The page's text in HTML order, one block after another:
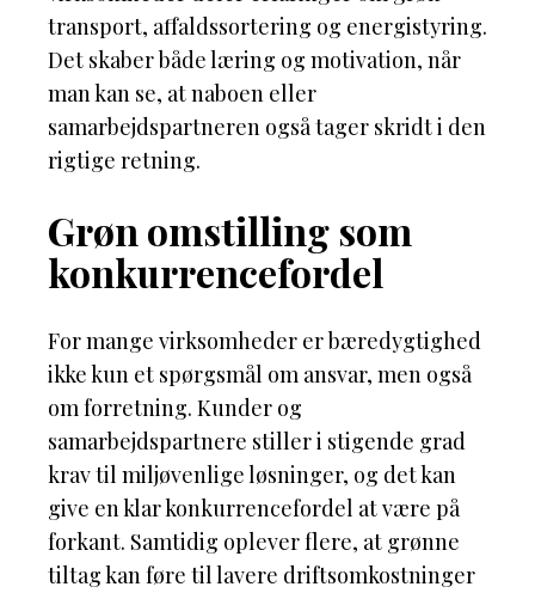
transport, affaldssortering og energistyring.
Det skaber både læring og motivation, når
man kan se, at naboen eller
samarbejdspartneren også tager skridt i den
rigtige retning.
Grøn omstilling som
konkurrencefordel
For mange virksomheder er bæredygtighed
ikke kun et spørgsmål om ansvar, men også
om forretning. Kunder og
samarbejdspartnere stiller i stigende grad
krav til miljøvenlige løsninger, og det kan
give en klar konkurrencefordel at være på
forkant. Samtidig oplever flere, at grønne
tiltag kan føre til lavere driftsomkostninger